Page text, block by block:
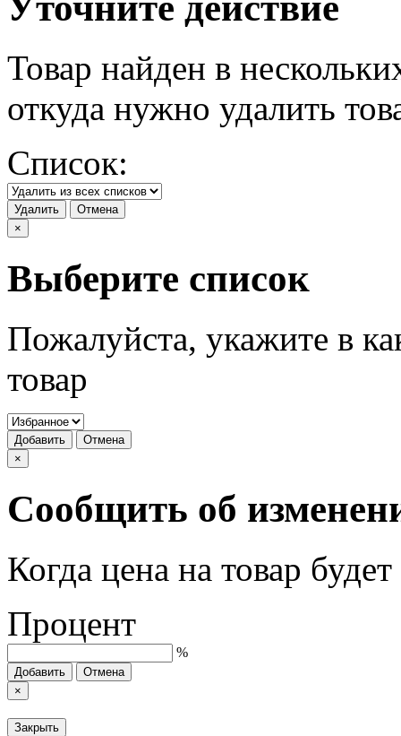
Товар найден в
откуда нужно удалить
Список:
Удалить
Отмена
×
Выберите список
Пожалуйста, укажите в
товар
Добавить
Отмена
×
Сообщить об
Когда цена на товар
Процент
%
Добавить
Отмена
×
Закрыть